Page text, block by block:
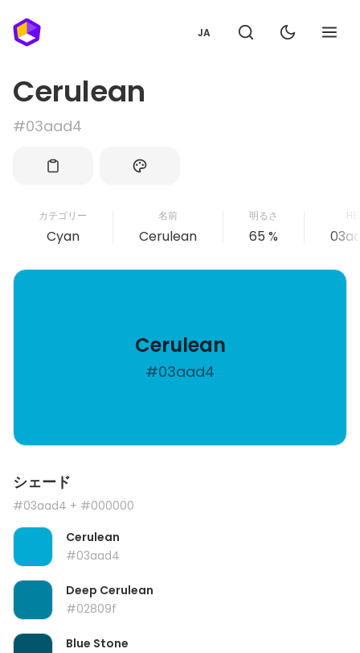
JA
Cerulean
#03aad4
カテゴリー
Cyan
名前
Cerulean
明るさ
65 %
Cerulean
#03aad4
シェード
#03aad4 + #000000
Cerulean
#03aad4
Deep Cerulean
#02809f
Blue Stone